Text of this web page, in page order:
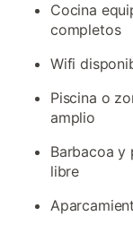
Cocina
completos
Wifi
Piscina o
amplio
Barbacoa y
libre